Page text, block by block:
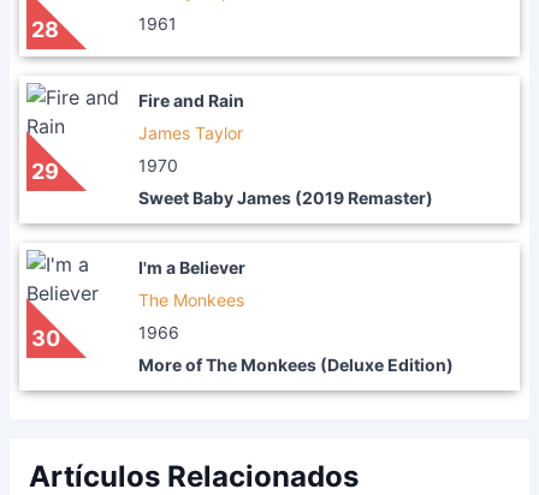
28
1961
29
Fire and Rain
James Taylor
1970
Sweet Baby James (2019 Remaster)
30
I'm a Believer
The Monkees
1966
More of The Monkees (Deluxe Edition)
Artículos Relacionados